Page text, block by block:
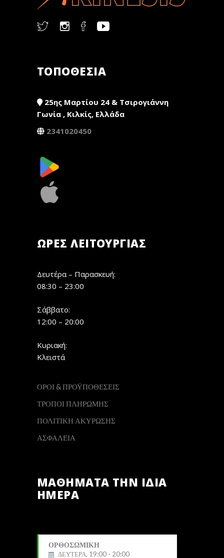
ΤΟΠΟΘΕΣΙΑ
25ης Μαρτίου 24 & Τσιρογιάννη
Γωνία , Κιλκίς, Ελλάδα
2341020450
ΏΡΕΣ ΛΕΙΤΟΥΡΓΊΑΣ
Δευτέρα – Παρασκευή:
08:30 – 23:00
Σάββατο:
12:00 – 20:00
Κυριακή:
Κλειστά
ΟΡΟΙ & ΠΡΟΫΠΟΘΕΣΕΙΣ
ΤΡΟΠΟΙ ΠΛΗΡΩΜΗΣ
ΠΟΛΙΤΙΚΗ ΑΚΥΡΩΣΗΣ
ΑΣΦΑΛΕΙΑ
ΜΑΘΗΜΑΤΑ ΤΗΝ ΙΔΙΑ
ΗΜΕΡΑ
ΟΡΘΟΣΩΜΙΚΗ
ΔΕΥΤΕΡΑ, 19:00 - 20:00